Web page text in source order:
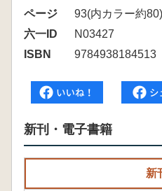
ページ
93(内カラー約80)
六一ID
N03427
ISBN
9784938184513
新刊・電子書籍
新